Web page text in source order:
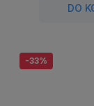
DO
-33%